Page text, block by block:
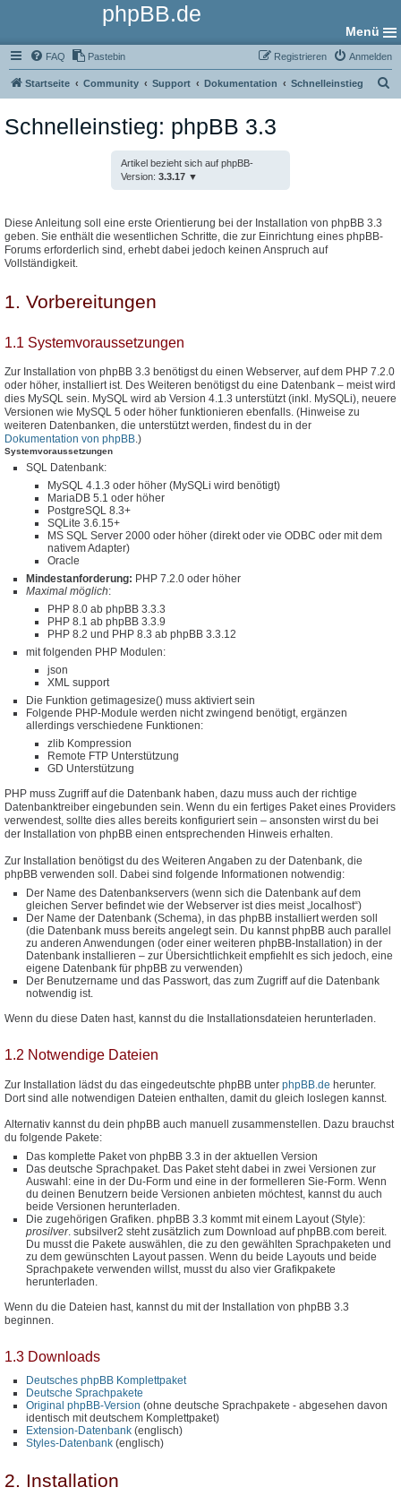
phpBB.de
Menü
FAQ Pastebin Anmelden
Registrieren
Startseite Community Support Dokumentation Schnelleinstieg
Schnelleinstieg: phpBB 3.3
Artikel bezieht sich auf phpBB-
Version: 3.3.17
Diese Anleitung soll eine erste Orientierung bei der Installation von phpBB 3.3
geben. Sie enthält die wesentlichen Schritte, die zur Einrichtung eines phpBB-
Forums erforderlich sind, erhebt dabei jedoch keinen Anspruch auf
Vollständigkeit.
1. Vorbereitungen
1.1 Systemvoraussetzungen
Zur Installation von phpBB 3.3 benötigst du einen Webserver, auf dem PHP 7.2.0
oder höher, installiert ist. Des Weiteren benötigst du eine Datenbank – meist wird
dies MySQL sein. MySQL wird ab Version 4.1.3 unterstützt (inkl. MySQLi), neuere
Versionen wie MySQL 5 oder höher funktionieren ebenfalls. (Hinweise zu
weiteren Datenbanken, die unterstützt werden, findest du in der
Dokumentation von phpBB.)
Systemvoraussetzungen
SQL Datenbank:
MySQL 4.1.3 oder höher (MySQLi wird benötigt)
MariaDB 5.1 oder höher
PostgreSQL 8.3+
SQLite 3.6.15+
MS SQL Server 2000 oder höher (direkt oder vie ODBC oder mit dem
nativem Adapter)
Oracle
Mindestanforderung: PHP 7.2.0 oder höher
Maximal möglich:
PHP 8.0 ab phpBB 3.3.3
PHP 8.1 ab phpBB 3.3.9
PHP 8.2 und PHP 8.3 ab phpBB 3.3.12
mit folgenden PHP Modulen:
json
XML support
Die Funktion getimagesize() muss aktiviert sein
Folgende PHP-Module werden nicht zwingend benötigt, ergänzen
allerdings verschiedene Funktionen:
zlib Kompression
Remote FTP Unterstützung
GD Unterstützung
PHP muss Zugriff auf die Datenbank haben, dazu muss auch der richtige
Datenbanktreiber eingebunden sein. Wenn du ein fertiges Paket eines Providers
verwendest, sollte dies alles bereits konfiguriert sein – ansonsten wirst du bei
der Installation von phpBB einen entsprechenden Hinweis erhalten.
Zur Installation benötigst du des Weiteren Angaben zu der Datenbank, die
phpBB verwenden soll. Dabei sind folgende Informationen notwendig:
Der Name des Datenbankservers (wenn sich die Datenbank auf dem
gleichen Server befindet wie der Webserver ist dies meist „localhost“)
Der Name der Datenbank (Schema), in das phpBB installiert werden soll
(die Datenbank muss bereits angelegt sein. Du kannst phpBB auch parallel
zu anderen Anwendungen (oder einer weiteren phpBB-Installation) in der
Datenbank installieren – zur Übersichtlichkeit empfiehlt es sich jedoch, eine
eigene Datenbank für phpBB zu verwenden)
Der Benutzername und das Passwort, das zum Zugriff auf die Datenbank
notwendig ist.
Wenn du diese Daten hast, kannst du die Installationsdateien herunterladen.
1.2 Notwendige Dateien
Zur Installation lädst du das eingedeutschte phpBB unter phpBB.de herunter.
Dort sind alle notwendigen Dateien enthalten, damit du gleich loslegen kannst.
Alternativ kannst du dein phpBB auch manuell zusammenstellen. Dazu brauchst
du folgende Pakete:
Das komplette Paket von phpBB 3.3 in der aktuellen Version
Das deutsche Sprachpaket. Das Paket steht dabei in zwei Versionen zur
Auswahl: eine in der Du-Form und eine in der formelleren Sie-Form. Wenn
du deinen Benutzern beide Versionen anbieten möchtest, kannst du auch
beide Versionen herunterladen.
Die zugehörigen Grafiken. phpBB 3.3 kommt mit einem Layout (Style):
prosilver. subsilver2 steht zusätzlich zum Download auf phpBB.com bereit.
Du musst die Pakete auswählen, die zu den gewählten Sprachpaketen und
zu dem gewünschten Layout passen. Wenn du beide Layouts und beide
Sprachpakete verwenden willst, musst du also vier Grafikpakete
herunterladen.
Wenn du die Dateien hast, kannst du mit der Installation von phpBB 3.3
beginnen.
1.3 Downloads
Deutsches phpBB Komplettpaket
Deutsche Sprachpakete
Original phpBB-Version (ohne deutsche Sprachpakete - abgesehen davon
identisch mit deutschem Komplettpaket)
Extension-Datenbank (englisch)
Styles-Datenbank (englisch)
2. Installation